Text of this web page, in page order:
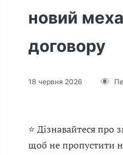
новий
договору
18 червня 2026
⭐ Дізнавайтеся
щоб не пропустити